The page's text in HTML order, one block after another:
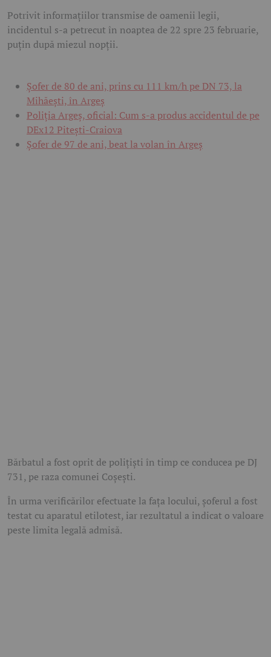
Potrivit informațiilor transmise de oamenii legii,
incidentul s-a petrecut în noaptea de 22 spre 23 februarie,
puțin după miezul nopții.
Șofer de 80 de ani, prins cu 111 km/h pe DN 73, la
Mihăești, în Argeș
Poliția Argeș, oficial: Cum s-a produs accidentul de pe
DEx12 Pitești-Craiova
Șofer de 97 de ani, beat la volan în Argeș
Bărbatul a fost oprit de polițiști în timp ce conducea pe DJ
731, pe raza comunei Coșești.
În urma verificărilor efectuate la fața locului, șoferul a fost
testat cu aparatul etilotest, iar rezultatul a indicat o valoare
peste limita legală admisă.